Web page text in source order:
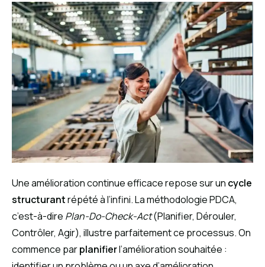
Une amélioration continue efficace repose sur un cycle
structurantrépété à l’infini. La méthodologie PDCA,
c’est-à-dire Plan-Do-Check-Act(Planifier, Dérouler,
Contrôler, Agir), illustre parfaitement ce processus. On
commence parplanifierl’amélioration souhaitée :